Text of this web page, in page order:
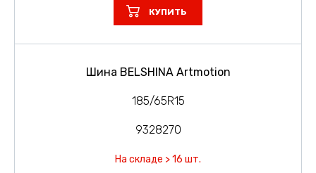
КУПИТЬ
Шина BELSHINA Artmotion
185/65R15
9328270
На складе > 16 шт.